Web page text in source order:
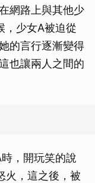
網路上與其他少
，少女A被迫從
的言行逐漸變得
也讓兩人之間的
，開玩笑的說
火，這之後，被